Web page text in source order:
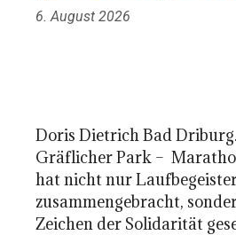
6. August 2026
Doris Dietrich Bad
Gräflicher Park –
hat nicht nur
zusammengebracht,
Zeichen der Solidarität